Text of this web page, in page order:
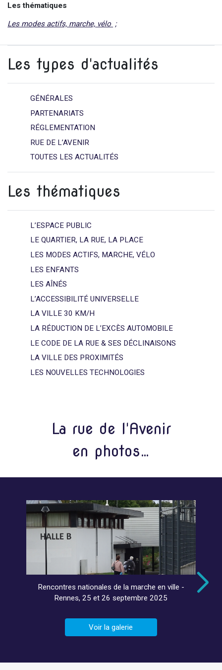
Les thématiques
Les modes actifs, marche, vélo
Les types d'actualités
GÉNÉRALES
PARTENARIATS
RÉGLEMENTATION
RUE DE L’AVENIR
TOUTES LES ACTUALITÉS
Les thématiques
L’ESPACE PUBLIC
LE QUARTIER, LA RUE, LA PLACE
LES MODES ACTIFS, MARCHE, VÉLO
LES ENFANTS
LES AÎNÉS
L’ACCESSIBILITÉ UNIVERSELLE
LA VILLE 30 KM/H
LA RÉDUCTION DE L’EXCÈS AUTOMOBILE
LE CODE DE LA RUE & SES DÉCLINAISONS
LA VILLE DES PROXIMITÉS
LES NOUVELLES TECHNOLOGIES
La rue de l'Avenir
en photos…
Rencontres nationales de la marche en ville -
Rennes, 25 et 26 septembre 2025
Voir la galerie